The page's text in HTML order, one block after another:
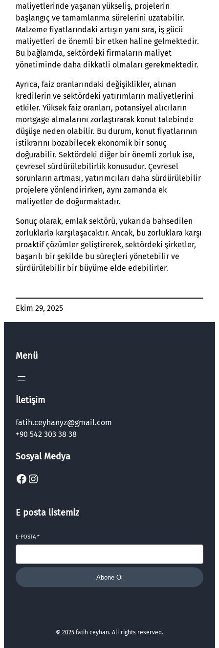
maliyetlerinde yaşanan yükseliş, projelerin
başlangıç ve tamamlanma sürelerini uzatabilir.
Malzeme fiyatlarındaki artışın yanı sıra, iş gücü
maliyetleri de önemli bir etken haline gelmektedir.
Bu bağlamda, sektördeki firmaların maliyet
yönetiminde daha dikkatli olmaları gerekmektedir.
Ayrıca, faiz oranlarındaki değişiklikler, alınan
kredilerin ve sektördeki yatırımların maliyetlerini
etkiler. Yüksek faiz oranları, potansiyel alıcıların
mortgage almalarını zorlaştırarak konut talebinde
düşüşe neden olabilir. Bu durum, konut fiyatlarının
istikrarını bozabilecek ekonomik bir sonuç
doğurabilir. Sektördeki diğer bir önemli zorluk ise,
çevresel sürdürülebilirlik konusudur. Çevresel
sorunların artması, yatırımcıları daha sürdürülebilir
projelere yönlendirirken, aynı zamanda ek
maliyetler de doğurmaktadır.
Sonuç olarak, emlak sektörü, yukarıda bahsedilen
zorluklarla karşılaşacaktır. Ancak, bu zorluklara karşı
proaktif çözümler geliştirerek, sektördeki şirketler,
başarılı bir şekilde bu süreçleri yönetebilir ve
sürdürülebilir bir büyüme elde edebilirler.
Ekim 29, 2025
Menü
İletişim
fatih.ceyhanyz@gmail.com
+90 542 303 38 38
Sosyal Medya
Facebook Instagram
E posta listemiz
E-POSTA *
Abone Ol
© 2025 fatih ceyhan. All rights reserved.